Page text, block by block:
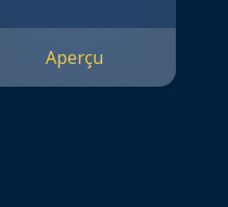
Aperçu